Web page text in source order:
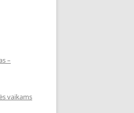
–
vaikams